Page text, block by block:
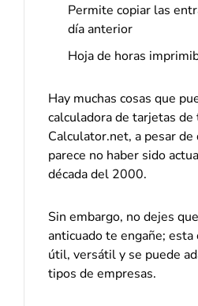
Permite copiar las
día anterior
Hoja de horas
Hay muchas cosas que
calculadora de tarjetas de
Calculator.net, a pesar
parece no haber sido
década del 2000.
Sin embargo, no dejes
anticuado te engañe;
útil, versátil y se puede
tipos de empresas.